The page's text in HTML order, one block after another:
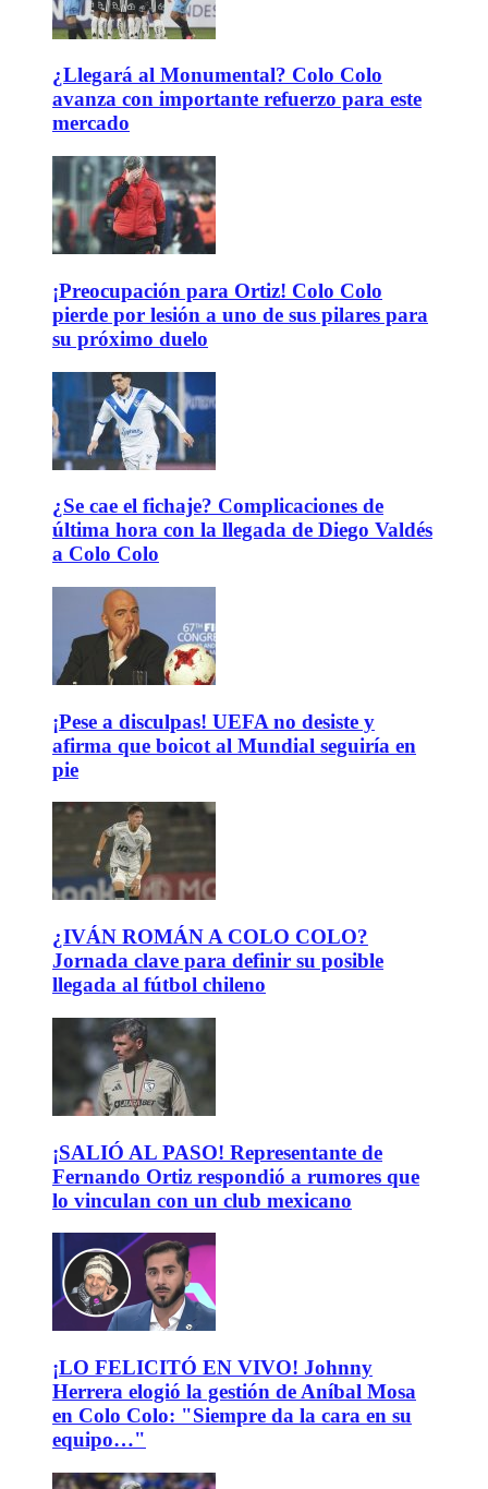
¿Llegará al Monumental? Colo Colo
avanza con importante refuerzo para este
mercado
¡Preocupación para Ortiz! Colo Colo
pierde por lesión a uno de sus pilares para
su próximo duelo
¿Se cae el fichaje? Complicaciones de
última hora con la llegada de Diego Valdés
a Colo Colo
¡Pese a disculpas! UEFA no desiste y
afirma que boicot al Mundial seguiría en
pie
¿IVÁN ROMÁN A COLO COLO?
Jornada clave para definir su posible
llegada al fútbol chileno
¡SALIÓ AL PASO! Representante de
Fernando Ortiz respondió a rumores que
lo vinculan con un club mexicano
¡LO FELICITÓ EN VIVO! Johnny
Herrera elogió la gestión de Aníbal Mosa
en Colo Colo: "Siempre da la cara en su
equipo…"